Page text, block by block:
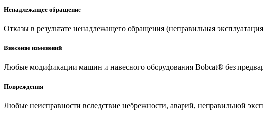
Ненадлежащее обращение
Отказы в результате ненадлежащего обращения (неправильная
Внесение изменений
Любые модификации машин и навесного оборудования Bobcat® без
Повреждения
Любые неисправности вследствие небрежности, аварий, неправильной